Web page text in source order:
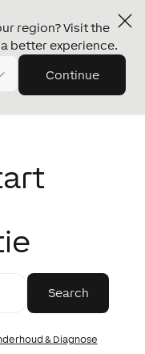
region? Visit the
better experience.
Continue
& Diagnose